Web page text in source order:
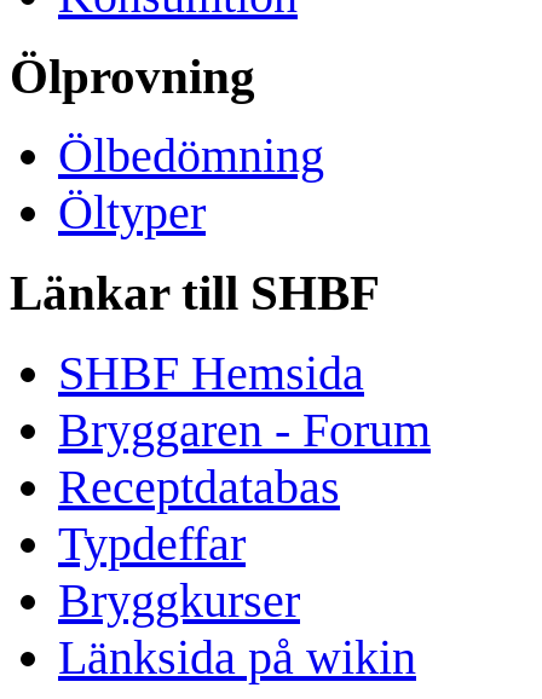
Ölprovning
Ölbedömning
Öltyper
Länkar till SHBF
SHBF Hemsida
Bryggaren - Forum
Receptdatabas
Typdeffar
Bryggkurser
Länksida på wikin